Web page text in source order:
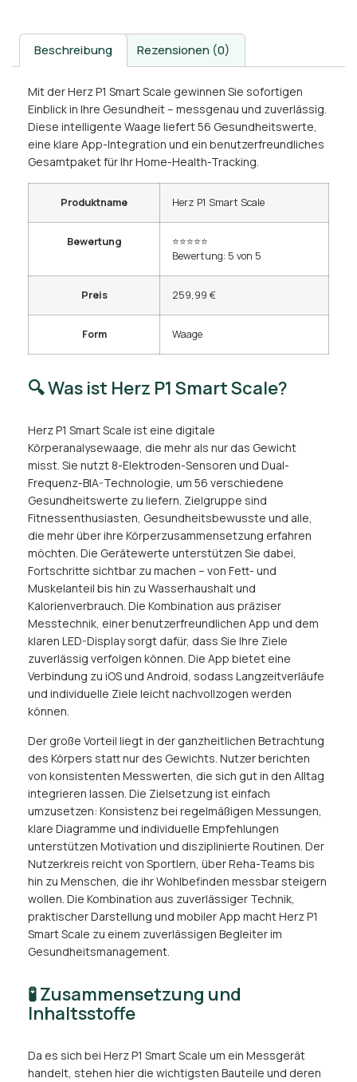
Beschreibung Rezensionen (0)
Mit der Herz P1 Smart Scale gewinnen Sie sofortigen
Einblick in Ihre Gesundheit – messgenau und zuverlässig.
Diese intelligente Waage liefert 56 Gesundheitswerte,
eine klare App-Integration und ein benutzerfreundliches
Gesamtpaket für Ihr Home-Health-Tracking.
Produktname Herz P1 Smart Scale
Bewertung
⭐⭐⭐⭐⭐
Bewertung: 5 von 5
Preis 259,99 €
Form Waage
🔍 Was ist Herz P1 Smart Scale?
Herz P1 Smart Scale ist eine digitale
Körperanalysewaage, die mehr als nur das Gewicht
misst. Sie nutzt 8-Elektroden-Sensoren und Dual-
Frequenz-BIA-Technologie, um 56 verschiedene
Gesundheitswerte zu liefern. Zielgruppe sind
Fitnessenthusiasten, Gesundheitsbewusste und alle,
die mehr über ihre Körperzusammensetzung erfahren
möchten. Die Gerätewerte unterstützen Sie dabei,
Fortschritte sichtbar zu machen – von Fett- und
Muskelanteil bis hin zu Wasserhaushalt und
Kalorienverbrauch. Die Kombination aus präziser
Messtechnik, einer benutzerfreundlichen App und dem
klaren LED-Display sorgt dafür, dass Sie Ihre Ziele
zuverlässig verfolgen können. Die App bietet eine
Verbindung zu iOS und Android, sodass Langzeitverläufe
und individuelle Ziele leicht nachvollzogen werden
können.
Der große Vorteil liegt in der ganzheitlichen Betrachtung
des Körpers statt nur des Gewichts. Nutzer berichten
von konsistenten Messwerten, die sich gut in den Alltag
integrieren lassen. Die Zielsetzung ist einfach
umzusetzen: Konsistenz bei regelmäßigen Messungen,
klare Diagramme und individuelle Empfehlungen
unterstützen Motivation und disziplinierte Routinen. Der
Nutzerkreis reicht von Sportlern, über Reha-Teams bis
hin zu Menschen, die ihr Wohlbefinden messbar steigern
wollen. Die Kombination aus zuverlässiger Technik,
praktischer Darstellung und mobiler App macht Herz P1
Smart Scale zu einem zuverlässigen Begleiter im
Gesundheitsmanagement.
🧪 Zusammensetzung und
Inhaltsstoffe
Da es sich bei Herz P1 Smart Scale um ein Messgerät
handelt, stehen hier die wichtigsten Bauteile und deren